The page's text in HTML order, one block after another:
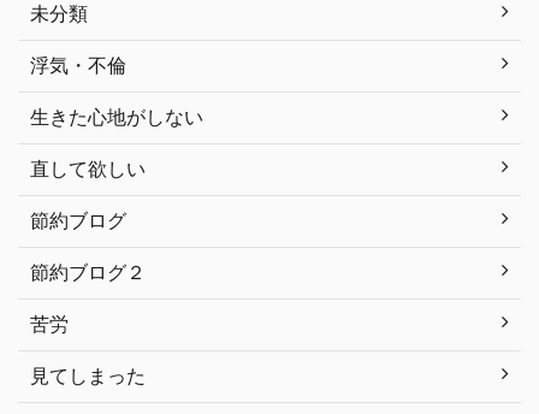
未分類
浮気・不倫
生きた心地がしない
直して欲しい
節約ブログ
節約ブログ２
苦労
見てしまった